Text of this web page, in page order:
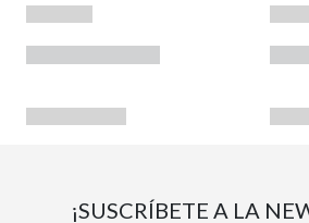
¡SUSCRÍBETE A LA